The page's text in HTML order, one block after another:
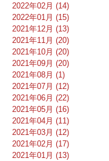
2022年02月 (14)
2022年01月 (15)
2021年12月 (13)
2021年11月 (20)
2021年10月 (20)
2021年09月 (20)
2021年08月 (1)
2021年07月 (12)
2021年06月 (22)
2021年05月 (16)
2021年04月 (11)
2021年03月 (12)
2021年02月 (17)
2021年01月 (13)